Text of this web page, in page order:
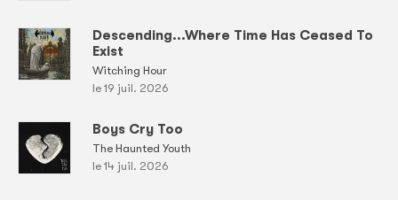
Descending...Where Time Has Ceased To
Exist
Witching Hour
le 19 juil. 2026
Boys Cry Too
The Haunted Youth
le 14 juil. 2026